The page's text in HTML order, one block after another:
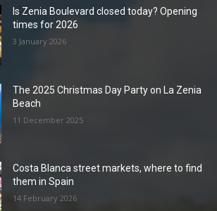
Is Zenia Boulevard closed today? Opening
times for 2026
3 January 2026
The 2025 Christmas Day Party on La Zenia
Beach
11 December 2025
Costa Blanca street markets, where to find
them in Spain
14 February 2026